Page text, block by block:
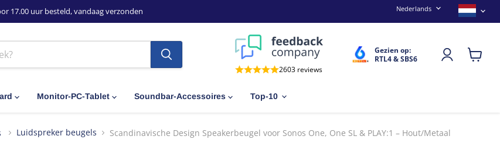
17.00 uur besteld, vandaag verzonden Taal
Nederlands Land
2603 reviews
Gezien op:
RTL4 & SBS6
Monitor-PC-Tablet Soundbar-Accessoires Top-10
Luidspreker beugels
Scandinavische Design Speakerbeugel voor Sonos One, One SL & PLAY:1 – Hout/Metaal